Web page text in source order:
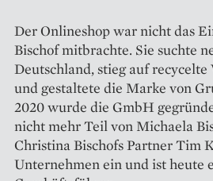
Der Onlineshop war nicht das
Bischof mitbrachte. Sie suchte
Deutschland, stieg auf re­cycelte
und gestaltete die Marke von
2020 wurde die GmbH
nicht mehr Teil von Michaela
Christina Bischofs Partner Tim
Unternehmen ein und ist heute